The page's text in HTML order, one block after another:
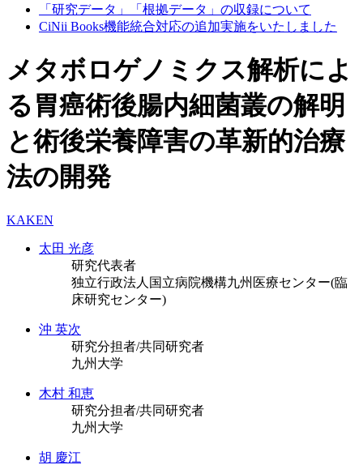
「研究データ」「根拠データ」の収録について
CiNii Books機能統合対応の追加実施をいたしました
メタボロゲノミクス解析によ
る胃癌術後腸内細菌叢の解明
と術後栄養障害の革新的治療
法の開発
KAKEN
太田 光彦
研究代表者
独立行政法人国立病院機構九州医療センター(臨
床研究センター)
沖 英次
研究分担者/共同研究者
九州大学
木村 和恵
研究分担者/共同研究者
九州大学
胡 慶江